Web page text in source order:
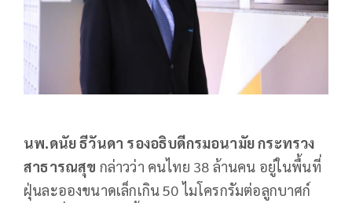
นพ.ดนัย ธีวันดา รองอธิบดีกรมอนามัย กระทรวง
สาธารณสุข กล่าวว่า คนไทย 38 ล้านคน อยู่ในพื้นที่
ฝุ่นละอองขนาดเล็กเกิน 50 ไมโครกรัมต่อลูกบาศก์